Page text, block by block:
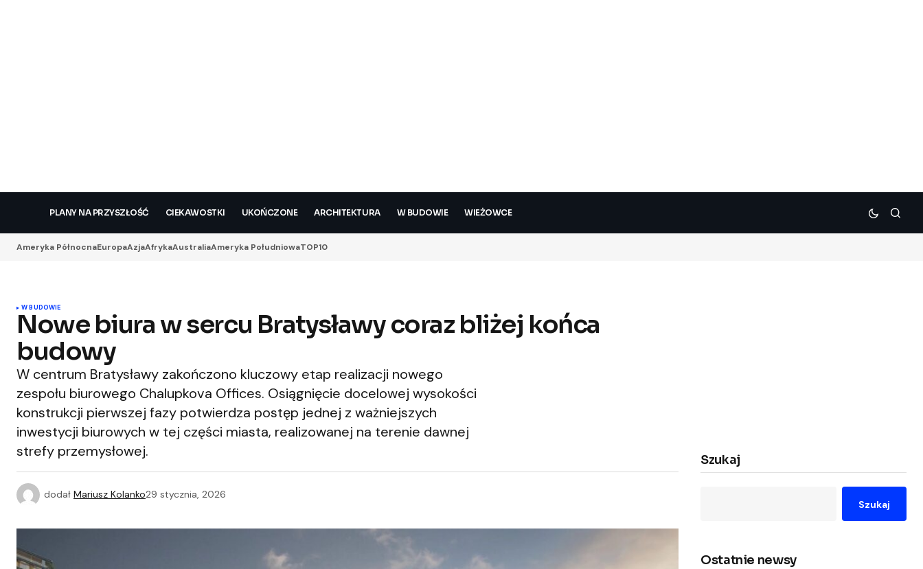
PLANY NA PRZYSZŁOŚĆ CIEKAWOSTKI UKOŃCZONE ARCHITEKTURA W BUDOWIE WIEŻOWCE
Ameryka PółnocnaEuropaAzjaAfrykaAustraliaAmeryka PołudniowaTOP10
W BUDOWIE
Nowe biura w sercu Bratysławy coraz bliżej końca
budowy
W centrum Bratysławy zakończono kluczowy etap realizacji nowego
zespołu biurowego Chalupkova Offices. Osiągnięcie docelowej wysokości
konstrukcji pierwszej fazy potwierdza postęp jednej z ważniejszych
inwestycji biurowych w tej części miasta, realizowanej na terenie dawnej
strefy przemysłowej.
dodał Mariusz Kolanko29 stycznia, 2026
Szukaj
Szukaj
Ostatnie newsy